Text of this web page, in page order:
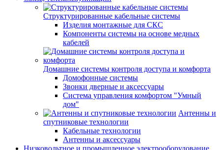
Структурированные кабельные системы
Изделия монтажные для СКС
Компоненты системы на основе медных
кабелей
Домашние системы контроля доступа и комфорта
Домофонные системы
Звонки дверные и аксессуары
Система управления комфортом "Умный
дом"
Антенны и
спутниковые технологии
Кабельные технологии
Антенны и аксессуары
Низковольтное и промышленное электрооборудование